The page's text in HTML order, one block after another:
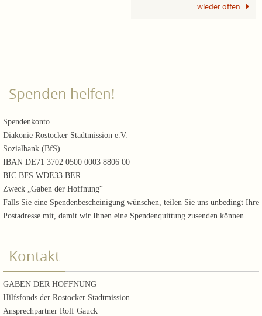
wieder offen
Spenden helfen!
Spendenkonto
Diakonie Rostocker Stadtmission e.V.
Sozialbank (BfS)
IBAN DE71 3702 0500 0003 8806 00
BIC BFS WDE33 BER
Zweck „Gaben der Hoffnung“
Falls Sie eine Spendenbescheinigung wünschen, teilen Sie uns unbedingt Ihre
Postadresse mit, damit wir Ihnen eine Spendenquittung zusenden können.
Kontakt
GABEN DER HOFFNUNG
Hilfsfonds der Rostocker Stadtmission
Ansprechpartner Rolf Gauck